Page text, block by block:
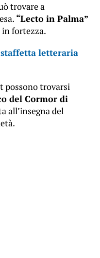
trovare a
“Lecto in Palma”
fortezza.
letteraria
possono trovarsi
del Cormor di
all’insegna del